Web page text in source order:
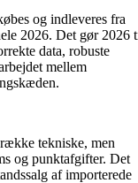
og indleveres fra
2026. Det gør 2026
data, robuste
mellem
tekniske, men
og punktafgifter. Det
af importerede